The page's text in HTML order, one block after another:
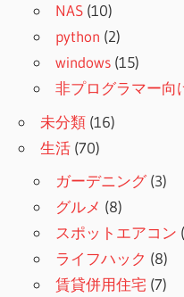
NAS (10)
python (2)
windows (15)
非プログラマー向
未分類 (16)
生活 (70)
ガーデニング(3)
グルメ (8)
スポットエアコン
ライフハック (8)
賃貸併用住宅 (7)